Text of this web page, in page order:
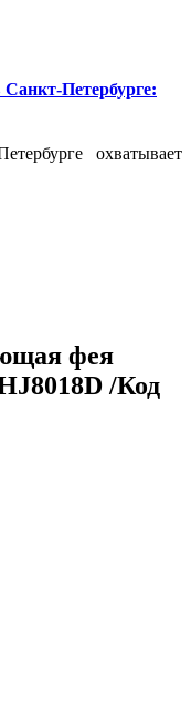
Петербурге:
охватывает
фея
/Код